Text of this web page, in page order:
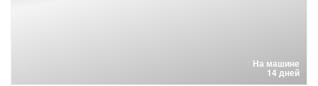
На машине
14 дней